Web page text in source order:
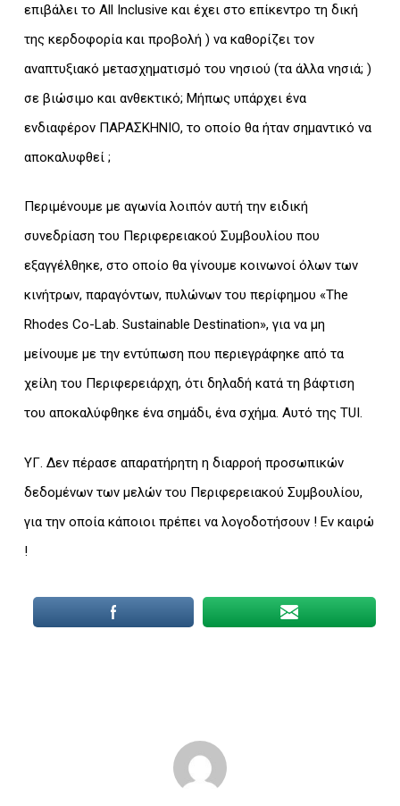
επιβάλει το All Inclusive και έχει στο επίκεντρο τη δική
της κερδοφορία και προβολή ) να καθορίζει τον
αναπτυξιακό μετασχηματισμό του νησιού (τα άλλα νησιά; )
σε βιώσιμο και ανθεκτικό; Μήπως υπάρχει ένα
ενδιαφέρον ΠΑΡΑΣΚΗΝΙΟ, το οποίο θα ήταν σημαντικό να
αποκαλυφθεί ;
Περιμένουμε με αγωνία λοιπόν αυτή την ειδική
συνεδρίαση του Περιφερειακού Συμβουλίου που
εξαγγέλθηκε, στο οποίο θα γίνουμε κοινωνοί όλων των
κινήτρων, παραγόντων, πυλώνων του περίφημου «The
Rhodes Co-Lab. Sustainable Destination», για να μη
μείνουμε με την εντύπωση που περιεγράφηκε από τα
χείλη του Περιφερειάρχη, ότι δηλαδή κατά τη βάφτιση
του αποκαλύφθηκε ένα σημάδι, ένα σχήμα. Αυτό της TUI.
ΥΓ. Δεν πέρασε απαρατήρητη η διαρροή προσωπικών
δεδομένων των μελών του Περιφερειακού Συμβουλίου,
για την οποία κάποιοι πρέπει να λογοδοτήσουν ! Εν καιρώ
!